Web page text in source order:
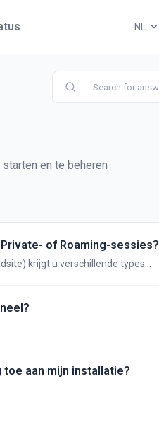
NL
en te beheren
of Roaming-sessies?
krijgt u verschillende types
toe aan mijn installatie?